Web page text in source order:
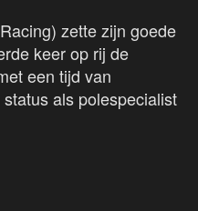
zette zijn goede
keer op rij de
een tijd van
als polespecialist